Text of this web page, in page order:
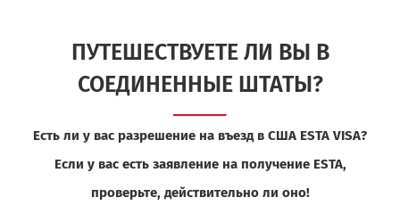
ПУТЕШЕСТВУЕТЕ ЛИ ВЫ В
СОЕДИНЕННЫЕ ШТАТЫ?
Есть ли у вас разрешение на въезд в США ESTA VISA?
Если у вас есть заявление на получение ESTA,
проверьте, действительно ли оно!